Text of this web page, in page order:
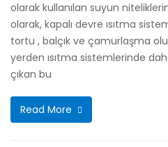
olarak kullanılan suyun
olarak, kapalı devre ısıtma
tortu , balçık ve çamurlaşma
yerden ısıtma sistemlerinde
çıkan bu
Read More